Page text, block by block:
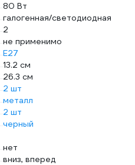
80 Вт
галогенная/светодиодная
2
не применимо
E27
13.2 см
26.3 см
2 шт
металл
2 шт
черный
нет
вниз, вперед